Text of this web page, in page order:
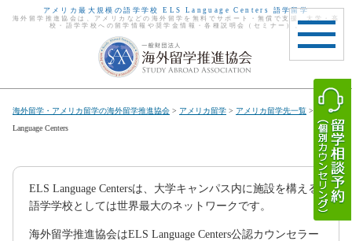
toggle
アメリカ最大規模の語学学校 ELS Language Centers 語学留学
海外留学推進協会は、アメリカなどの海外留学を無料でサポート・無償で支援。大学・高
校・語学学校への留学情報や奨学金情報・各種説明会（セミナー）。
海外留学・アメリカ留学の海外留学推進協会 > アメリカ留学 > アメリカ留学先一覧 > ELS
Language Centers
ELS Language Centersは、大学キャンパス内に施設を構える
語学学校としては世界最大のネットワークです。
海外留学推進協会はELS Language Centers公認カウンセラー